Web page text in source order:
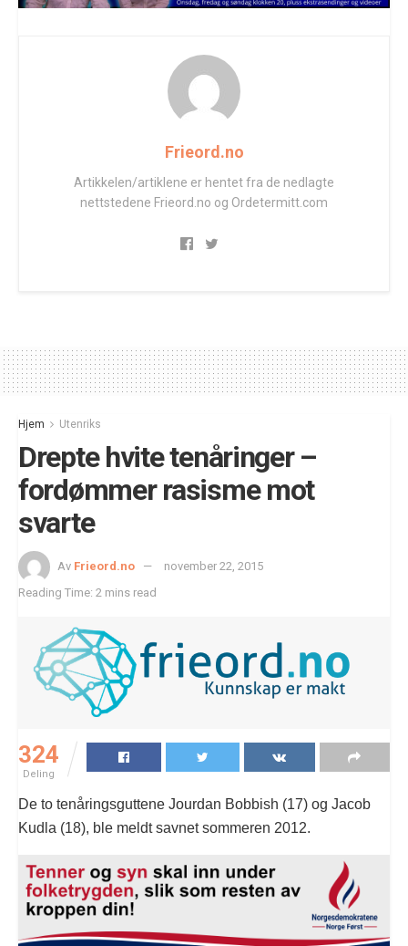
Frieord.no
Artikkelen/artiklene er hentet fra de nedlagte
nettstedene Frieord.no og Ordetermitt.com
Hjem Utenriks
Drepte hvite tenåringer –
fordømmer rasisme mot
svarte
Av Frieord.no
november 22, 2015
Reading Time: 2 mins read
324
Deling
De to tenåringsguttene Jourdan Bobbish (17) og Jacob
Kudla (18), ble meldt savnet sommeren 2012.